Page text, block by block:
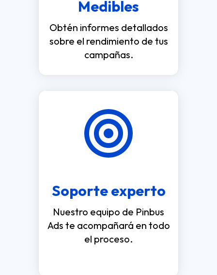
Medibles
Obtén informes detallados
sobre el rendimiento de tus
campañas.
Soporte experto
Nuestro equipo de Pinbus
Ads te acompañará en todo
el proceso.